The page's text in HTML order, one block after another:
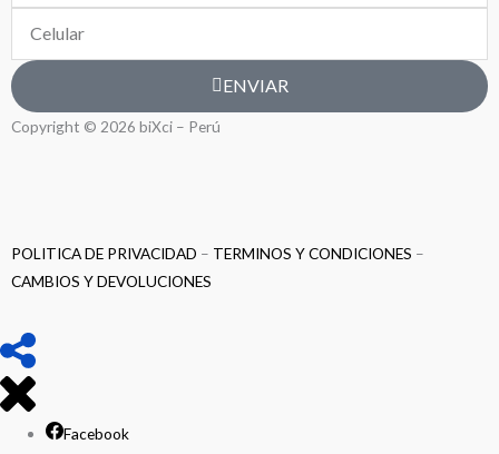
ENVIAR
Copyright © 2026 biXci – Perú
POLITICA DE PRIVACIDAD – TERMINOS Y CONDICIONES –
CAMBIOS Y DEVOLUCIONES
Facebook